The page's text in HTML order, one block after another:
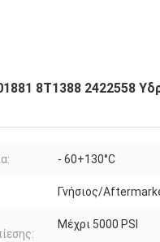
8T1388 2422558
- 60+130°C
Γνήσιος/
Μέχρι 5000 PSI